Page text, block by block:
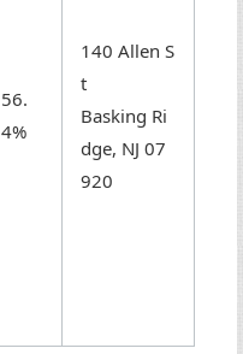
56.
4%
140 Allen S
t
Basking Ri
dge, NJ 07
920